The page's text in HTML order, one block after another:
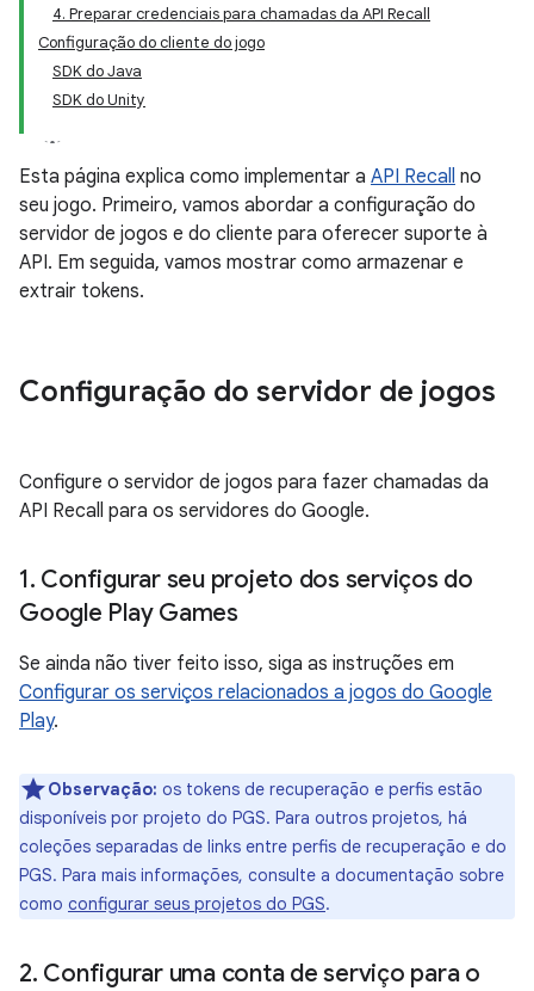
4. Preparar credenciais para chamadas da API Recall
Configuração do cliente do jogo
SDK do Java
SDK do Unity
Esta página explica como implementar a API Recall no
seu jogo. Primeiro, vamos abordar a configuração do
servidor de jogos e do cliente para oferecer suporte à
API. Em seguida, vamos mostrar como armazenar e
extrair tokens.
Configuração do servidor de jogos
Configure o servidor de jogos para fazer chamadas da
API Recall para os servidores do Google.
1. Configurar seu projeto dos serviços do
Google Play Games
Se ainda não tiver feito isso, siga as instruções em
Configurar os serviços relacionados a jogos do Google
Play.
Observação: os tokens de recuperação e perfis estão
disponíveis por projeto do PGS. Para outros projetos, há
coleções separadas de links entre perfis de recuperação e do
PGS. Para mais informações, consulte a documentação sobre
como configurar seus projetos do PGS.
2. Configurar uma conta de serviço para o